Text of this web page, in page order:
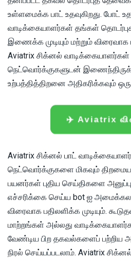
உள்ளமைக்க பாட் உதவுகிறது. போட்
வாடிக்கையாளர்கள் தங்கள்
இணைக்க முடியும் மற்றும்
Aviatrix சிக்னல்
நெட்வொர்க்குகளுடன்
உற்பத்தித்திறனை அதிகரிக்கவும் ஒரு
✈️ Aviatrix
Aviatrix சிக்னல் பாட்
நெட்வொர்க்குகளை மிகவும்
பயனர்கள் புதிய செய்திகளை
எச்சரிக்கை செய்ய bot ஐ
விரைவாக பதிலளிக்க முடியும்.
மாற்றங்கள் அல்லது
வேண்டிய பிற தகவல்களைப் பற்றிய
நிரல் செய்யப்படலாம். Aviatrix
Bet77